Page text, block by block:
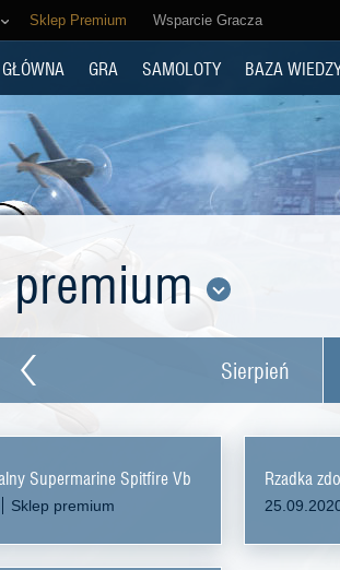
Sklep Premium Wsparcie Gracza
GRA SAMOLOTY BAZA
premium
Sierpień
Supermarine Spitfire Vb
Sklep premium
Rzadka